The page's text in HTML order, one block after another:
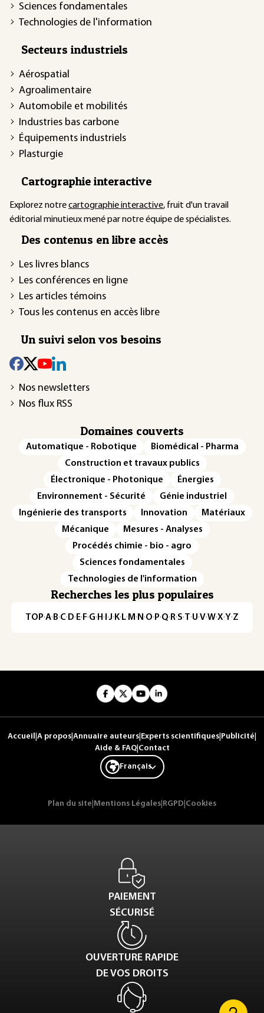
Sciences fondamentales
Technologies de l'information
Secteurs industriels
Aérospatial
Agroalimentaire
Automobile et mobilités
Industries bas carbone
Équipements industriels
Plasturgie
Cartographie interactive
Explorez notrecartographie interactive, fruit d'un travail
éditorial minutieux mené par notre équipe de spécialistes.
Des contenus en libre accès
Les livres blancs
Les conférences en ligne
Les articles témoins
Tous les contenus en accès libre
Un suivi selon vos besoins
Nos newsletters
Nos flux RSS
Domaines couverts
Automatique - Robotique
Biomédical - Pharma
Construction et travaux publics
Électronique - Photonique
Énergies
Environnement - Sécurité
Génie industriel
Ingénierie des transports
Innovation
Matériaux
Mécanique
Mesures - Analyses
Procédés chimie - bio - agro
Sciences fondamentales
Technologies de l'information
Recherches les plus populaires
TOP·A·B·C· D· E· F·G· H · ·J· K· L· M · N ·O· P·Q· R·S·T·U·V·W·X·Y·Z
Accueil A propos Annuaire auteurs Experts scientifiques Publicité
Aide & FAQ| Contact
Français
Plan du site Mentions Légales RGPD Cookies
PAIEMENT
SÉCURISÉ
OUVERTURE RAPIDE
DE VOS DROITS